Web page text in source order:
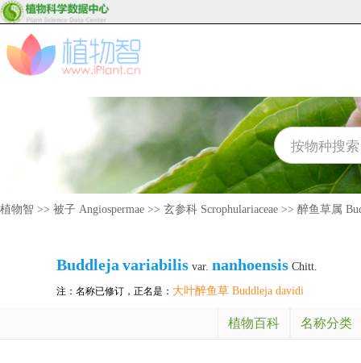
植物智 >> 被子 Angiospermae >> 玄参科 Scrophulariaceae >> 醉鱼草属
Buddleja variabilis var. nanhoensis Chitt.
注：名称已修订，正名是： 大叶醉鱼草 Buddleja davidi
植物百科 名称分类